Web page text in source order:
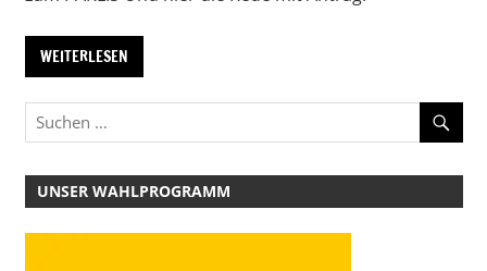
WEITERLESEN
UNSER WAHLPROGRAMM